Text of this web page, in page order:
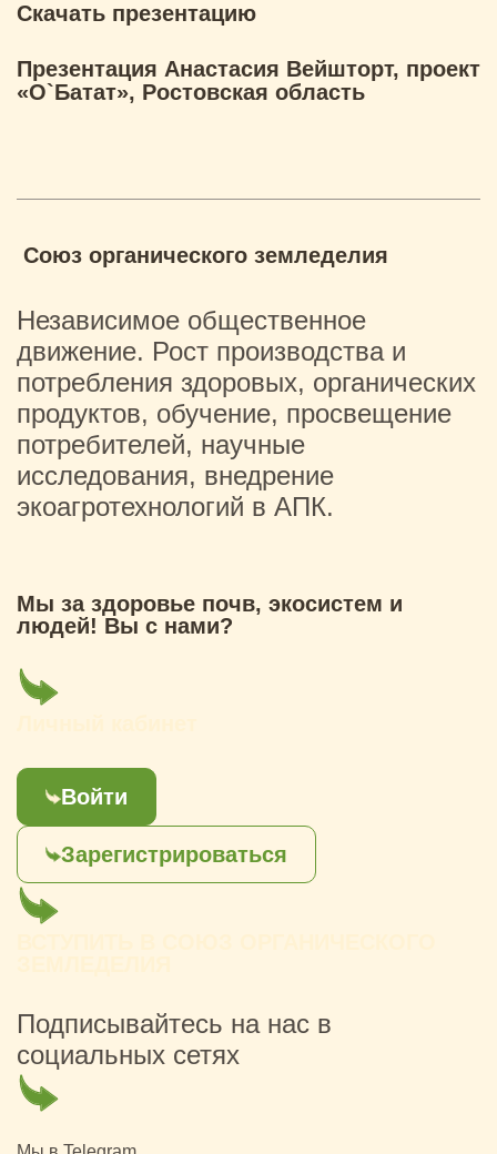
Скачать презентацию
Презентация Анастасия Вейшторт, проект
«O`Батат», Ростовская область
Союз органического земледелия
Независимое общественное
движение. Рост производства и
потребления здоровых, органических
продуктов, обучение, просвещение
потребителей, научные
исследования, внедрение
экоагротехнологий в АПК.
Мы за здоровье почв, экосистем и
людей! Вы с нами?
Войти
Зарегистрироваться
Подписывайтесь на нас в
социальных сетях